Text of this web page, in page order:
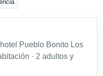
Pueblo Bonito Los
· 2 adultos y